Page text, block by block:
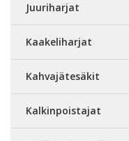
Juuriharjat
Kaakeliharjat
Kahvajätesäkit
Kalkinpoistajat